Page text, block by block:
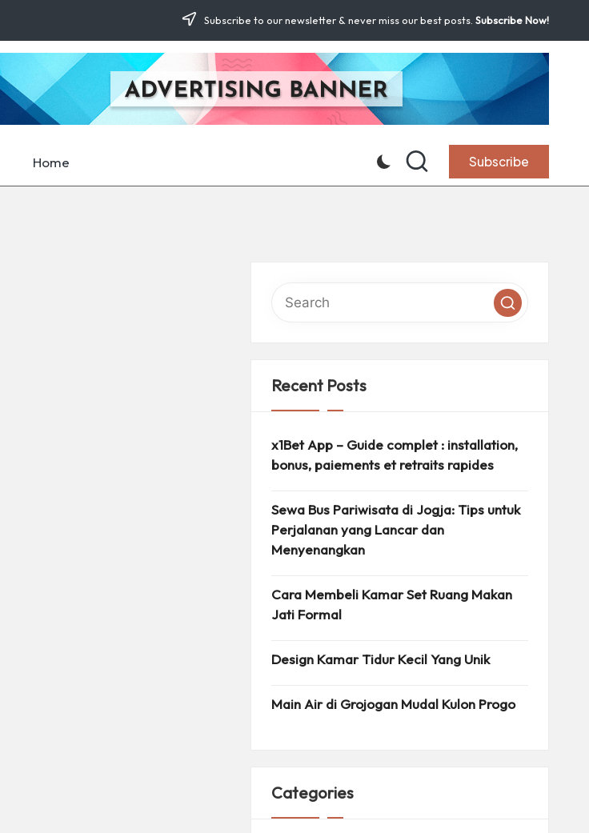
Subscribe to our newsletter & never miss our best posts. Subscribe Now!
Home Subscribe
Recent Posts
x1Bet App – Guide complet : installation,
bonus, paiements et retraits rapides
Sewa Bus Pariwisata di Jogja: Tips untuk
Perjalanan yang Lancar dan
Menyenangkan
Cara Membeli Kamar Set Ruang Makan
Jati Formal
Design Kamar Tidur Kecil Yang Unik
Main Air di Grojogan Mudal Kulon Progo
Categories